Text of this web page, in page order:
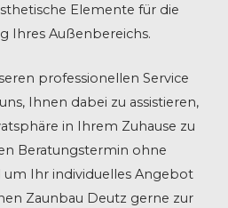
Elemente für die
Ihres Außenbereichs.
professionellen Service
Ihnen dabei zu assistieren,
in Ihrem Zuhause zu
Beratungstermin ohne
Ihr individuelles Angebot
Zaunbau Deutz gerne zur